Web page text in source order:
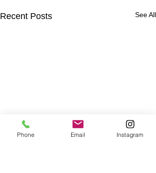
Recent Posts See All
Phone Email Instagram